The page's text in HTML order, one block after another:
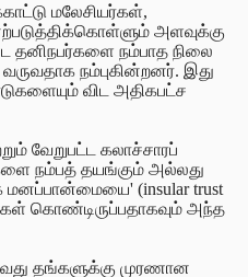
மலேசியர்கள்,
அளவுக்கு
தனிநபர்களை நம்பாத நிலை
நம்புகின்றனர். இது
விட அதிகபட்ச
வேறுபட்ட கலாச்சாரப்
நம்பத் தயங்கும் அல்லது
மனப்பான்மையை' (insular trust
கொண்டிருப்பதாகவும் அந்த
தங்களுக்கு முரணான